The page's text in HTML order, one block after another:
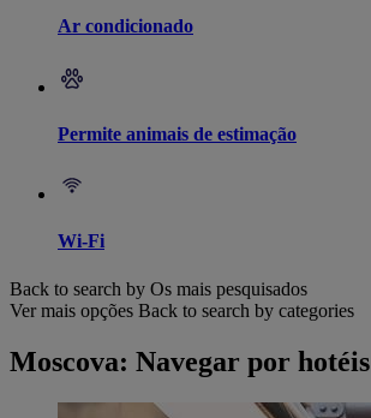
Ar condicionado
Permite animais de estimação
Wi-Fi
Back to search by Os mais pesquisados
Ver mais opções Back to search by categories
Moscova: Navegar por hotéis